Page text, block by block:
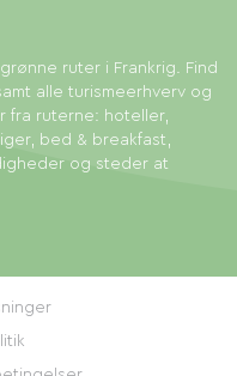
ruter i Frankrig. Find
alle turismeerhverv og
fra ruterne: hoteller,
bed & breakfast,
og steder at